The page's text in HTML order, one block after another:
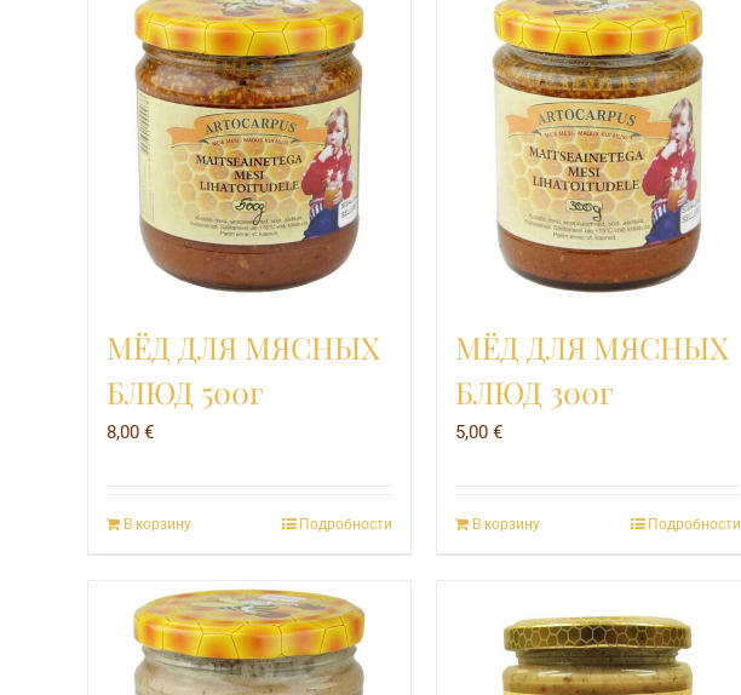
МЁД ДЛЯ МЯСНЫХ
БЛЮД 500г
8,00 €
В корзину Подробности
МЁД ДЛЯ МЯСНЫХ
БЛЮД 300г
5,00 €
В корзину Подробности